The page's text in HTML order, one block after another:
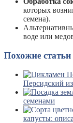
которых
семена).
воде или
Похожие статьи
Персидский
семенами
капусты: